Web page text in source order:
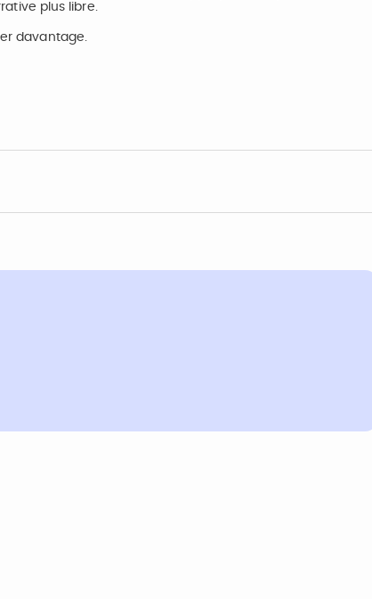
plus libre.
davantage.